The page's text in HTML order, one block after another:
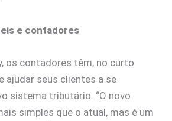
e contadores
os contadores têm, no curto
ajudar seus clientes a se
sistema tributário. “O novo
simples que o atual, mas é um